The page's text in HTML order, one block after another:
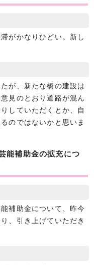
がかなりひどい。新し
が、新たな橋の建設は
見のとおり道路が混ん
していただくとか、自
のではないかと思いま
能補助金の拡充につ
補助金について、昨今
、引き上げていただき